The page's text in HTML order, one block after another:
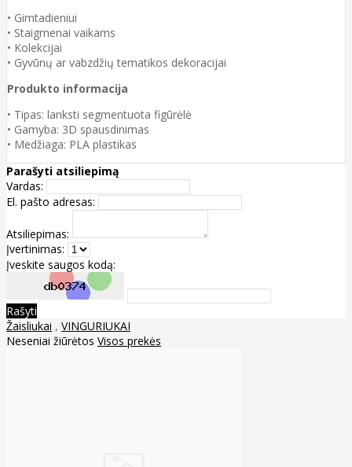
• Gimtadieniui
• Staigmenai vaikams
• Kolekcijai
• Gyvūnų ar vabzdžių tematikos dekoracijai
Produkto informacija
• Tipas: lanksti segmentuota figūrėlė
• Gamyba: 3D spausdinimas
• Medžiaga: PLA plastikas
Parašyti atsiliepimą
Vardas:
El. pašto adresas:
Atsiliepimas:
Įvertinimas:
Įveskite saugos kodą:
Rašyti
Žaisliukai , VINGURIUKAI
Neseniai žiūrėtos Visos prekės